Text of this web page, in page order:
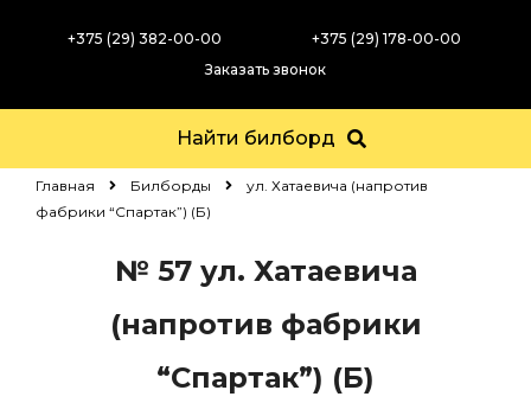
+375 (29) 382-00-00
+375 (29) 178-00-00
Заказать звонок
Найти билборд
Главная Билборды
ул. Хатаевича (напротив
фабрики “Спартак”) (Б)
№ 57ул. Хатаевича
(напротив фабрики
“Спартак”) (Б)